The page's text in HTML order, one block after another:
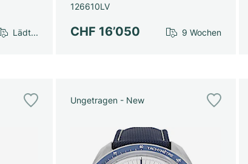
Lädt...
126610LV
CHF 16’050 9 Wochen
Ungetragen - New